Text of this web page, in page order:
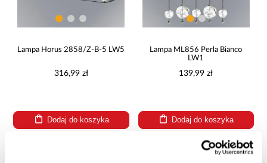
Lampa Horus 2858/Z-B-5 LW5
316,99 zł
Dodaj do koszyka
Lampa ML856 Perla Bianco
LW1
139,99 zł
Dodaj do koszyka